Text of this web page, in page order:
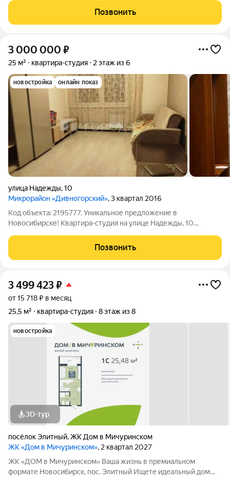
Уютный посёлок Элитный. Зелёная, тихая и перспективная
локация с хорошей транспортной
Позвонить
3 000 000 ₽
25 м² квартира-студия 2 этаж из 6
новостройка онлайн показ
улица Надежды,10
Микрорайон «Дивногорский», 3 квартал 2016
Код объекта: 2195777. Уникальное предложение в
Новосибирске! Квартира-студия на улице Надежды, 10
Просторная студия с общей площадью 25 кв. м предлагает
комфортное пространство для жизни и
Позвонить
3 499 423₽
от 15 718 ₽ в месяц
25,5 м²
квартира-студия 8 этаж из 8
новостройка
3D-тур
посёлок Элитный,ЖК Дом в Мичуринском
ЖК «Дом в Мичуринском», 2 квартал 2027
ЖК «ДОМ в Мичуринском» Ваша жизнь в премиальном
формате Новосибирск, пос. Элитный Ищете идеальный дом